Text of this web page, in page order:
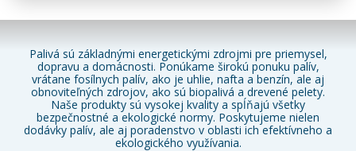
Palivá sú základnými energetickými zdrojmi pre priemysel,
dopravu a domácnosti. Ponúkame širokú ponuku palív,
vrátane fosílnych palív, ako je uhlie, nafta a benzín, ale aj
obnoviteľných zdrojov, ako sú biopalivá a drevené pelety.
Naše produkty sú vysokej kvality a spĺňajú všetky
bezpečnostné a ekologické normy. Poskytujeme nielen
dodávky palív, ale aj poradenstvo v oblasti ich efektívneho a
ekologického využívania.